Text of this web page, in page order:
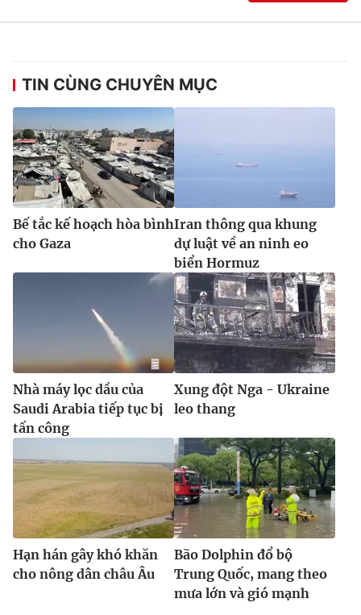
TIN CÙNG CHUYÊN MỤC
Bế tắc kế hoạch hòa bình
cho Gaza
Iran thông qua khung
dự luật về an ninh eo
biển Hormuz
Nhà máy lọc dầu của
Saudi Arabia tiếp tục bị
tấn công
Xung đột Nga - Ukraine
leo thang
Hạn hán gây khó khăn
cho nông dân châu Âu
Bão Dolphin đổ bộ
Trung Quốc, mang theo
mưa lớn và gió mạnh